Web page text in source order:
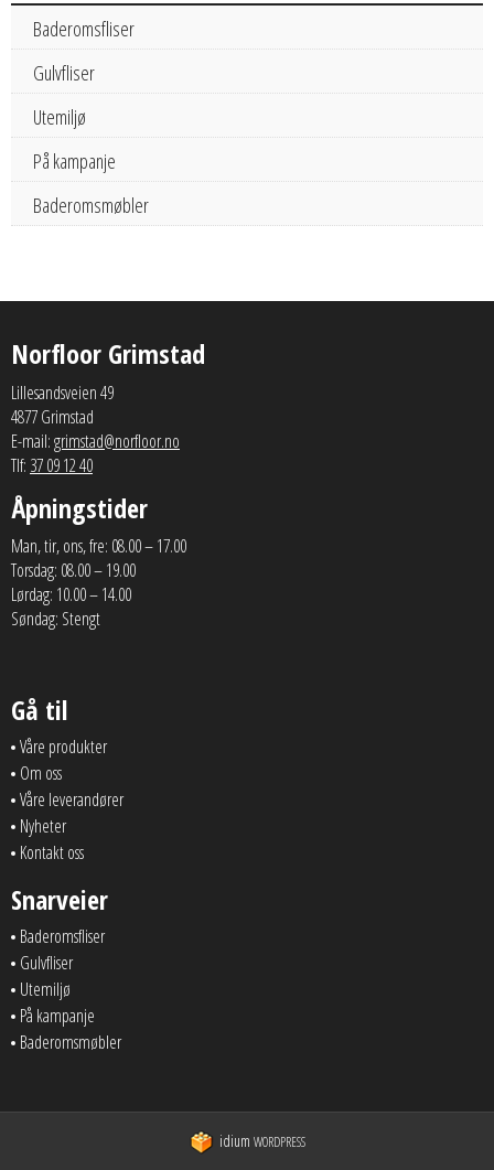
Baderomsfliser
Gulvfliser
Utemiljø
På kampanje
Baderomsmøbler
Norfloor Grimstad
Lillesandsveien 49
4877 Grimstad
E-mail:grimstad@norfloor.no
Tlf: 37 09 12 40
Åpningstider
Man, tir, ons, fre: 08.00 – 17.00
Torsdag: 08.00 – 19.00
Lørdag: 10.00 – 14.00
Søndag: Stengt
Gå til
Våre produkter
Om oss
Våre leverandører
Nyheter
Kontakt oss
Snarveier
Baderomsfliser
Gulvfliser
Utemiljø
På kampanje
Baderomsmøbler
idium WORDPRESS